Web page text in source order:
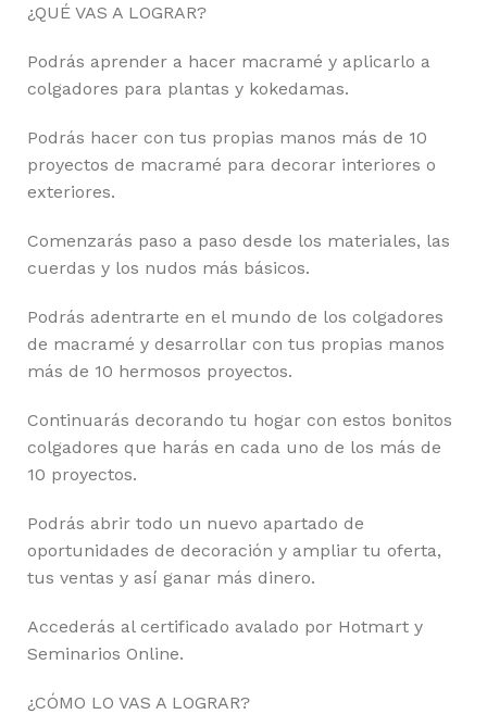
¿QUÉ VAS A LOGRAR?
Podrás aprender a hacer macramé y aplicarlo a
colgadores para plantas y kokedamas.
Podrás hacer con tus propias manos más de 10
proyectos de macramé para decorar interiores o
exteriores.
Comenzarás paso a paso desde los materiales, las
cuerdas y los nudos más básicos.
Podrás adentrarte en el mundo de los colgadores
de macramé y desarrollar con tus propias manos
más de 10 hermosos proyectos.
Continuarás decorando tu hogar con estos bonitos
colgadores que harás en cada uno de los más de
10 proyectos.
Podrás abrir todo un nuevo apartado de
oportunidades de decoración y ampliar tu oferta,
tus ventas y así ganar más dinero.
Accederás al certificado avalado por Hotmart y
Seminarios Online.
¿CÓMO LO VAS A LOGRAR?